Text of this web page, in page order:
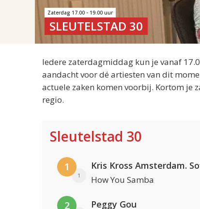
Zaterdag 17.00 - 19.00 uur
SLEUTELSTAD 30
Iedere zaterdagmiddag kun je vanaf
aandacht voor dé artiesten van dit
actuele zaken komen voorbij. Kortom je
regio.
Sleutelstad 30
1
1 How You Samba
2 Peggy Gou